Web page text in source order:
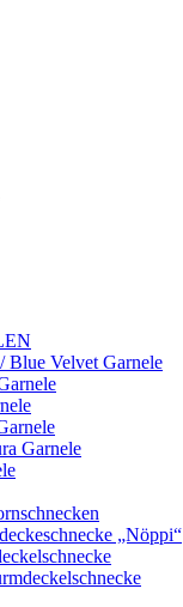
Blue Velvet Garnele
Garnele
„Nöppi“